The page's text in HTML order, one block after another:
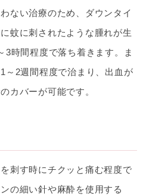
ない治療のため、ダウンタイ
蚊に刺されたような腫れが生
3時間程度で落ち着きます。ま
～2週間程度で治まり、出血が
カバーが可能です。
刺す時にチクッと痛む程度で
の細い針や麻酔を使用する